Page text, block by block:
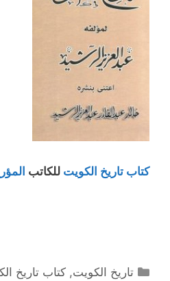
كتاب تاريخ الكويت للكاتب
التصنيفات
تاريخ الكويت,كتاب تاريخ